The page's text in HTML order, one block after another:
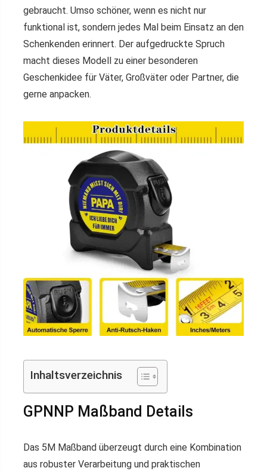
gebraucht. Umso schöner, wenn es nicht nur
funktional ist, sondern jedes Mal beim Einsatz an den
Schenkenden erinnert. Der aufgedruckte Spruch
macht dieses Modell zu einer besonderen
Geschenkidee für Väter, Großväter oder Partner, die
gerne anpacken.
Inhaltsverzeichnis
GPNNP Maßband Details
Das 5M Maßband überzeugt durch eine Kombination
aus robuster Verarbeitung und praktischen